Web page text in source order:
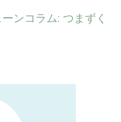
ンコラム: つまずく